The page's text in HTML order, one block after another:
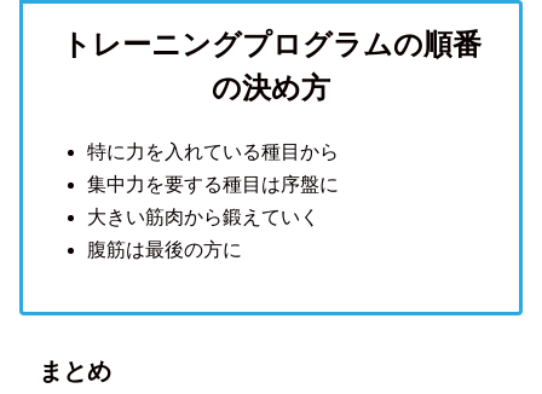
トレーニングプログラムの順番
の決め方
特に力を入れている種目から
集中力を要する種目は序盤に
大きい筋肉から鍛えていく
腹筋は最後の方に
まとめ